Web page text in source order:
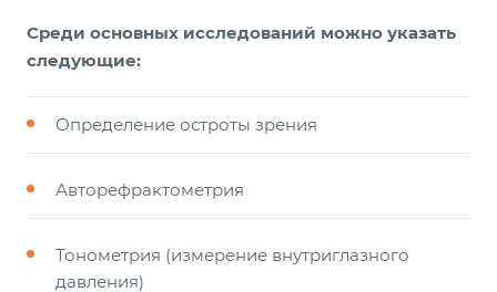
Среди основных исследований можно указать
следующие:
Определение остроты зрения
Авторефрактометрия
Тонометрия (измерение внутриглазного
давления)